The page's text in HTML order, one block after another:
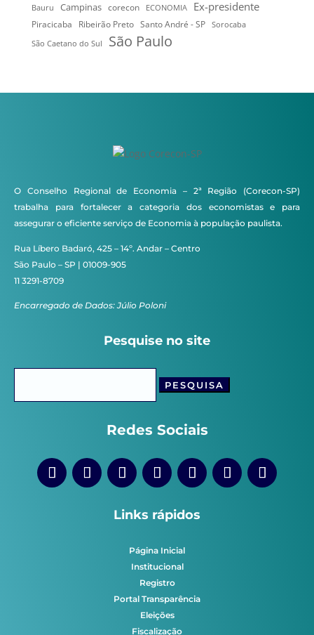
Bauru Campinas corecon ECONOMIA Ex-presidente
Piracicaba Ribeirão Preto Santo André - SP
Sorocaba
São Caetano do Sul
São Paulo
O Conselho Regional de Economia – 2ª Região (Corecon-SP)
trabalha para fortalecer a categoria dos economistas e para
assegurar o eficiente serviço de Economia à população paulista.
Rua Líbero Badaró, 425 – 14º. Andar – Centro
São Paulo – SP | 01009-905
11 3291-8709
Encarregado de Dados: Júlio Poloni
Pesquise no site
Redes Sociais
Links rápidos
Página Inicial
Institucional
Registro
Portal Transparência
Eleições
Fiscalização